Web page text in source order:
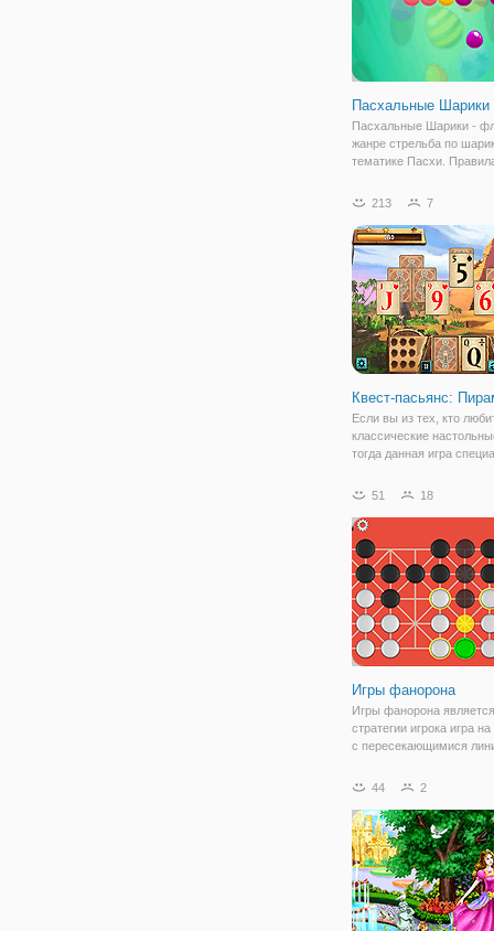
Пасхальные Шарики
Пасхальные Шарики -
жанре стрельба по
тематике Пасхи.
играть бесплатно. Для
выстреливайте их так,
составить вместе
213 7
Квест-пасьянс:
Если вы из тех, кто
классические
тогда данная игра
необычный пасьянс,
дизайн и даже
которая будет
51 18
Игры фанорона
Игры фанорона
стратегии игрока игра
с пересекающимися
соседнее пустое
либо перемещая свой
с
44 2